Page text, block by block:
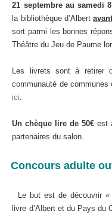
21 septembre au samedi
la bibliothèque d’Albert
sort parmi les bonnes
Théâtre du Jeu de Paume
Les livrets sont à retirer
communauté de communes
ici.
Un chèque lire de 50€ est
partenaires du salon.
Concours adulte
Le but est de découvrir «
livre d’Albert et du Pays du